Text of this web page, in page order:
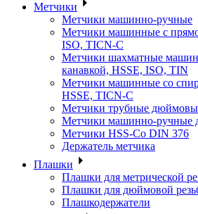
Метчики
Метчики машинно-ручные
Метчики машинные с
ISO, TICN-C
Метчики шахматные
канавкой, HSSE, ISO, TIN
Метчики машинные со
HSSE, TICN-C
Метчики трубные
Метчики машинно-ручные
Метчики HSS-Co DIN 376
Держатель метчика
Плашки
Плашки для метрической
Плашки для дюймовой
Плашкодержатели